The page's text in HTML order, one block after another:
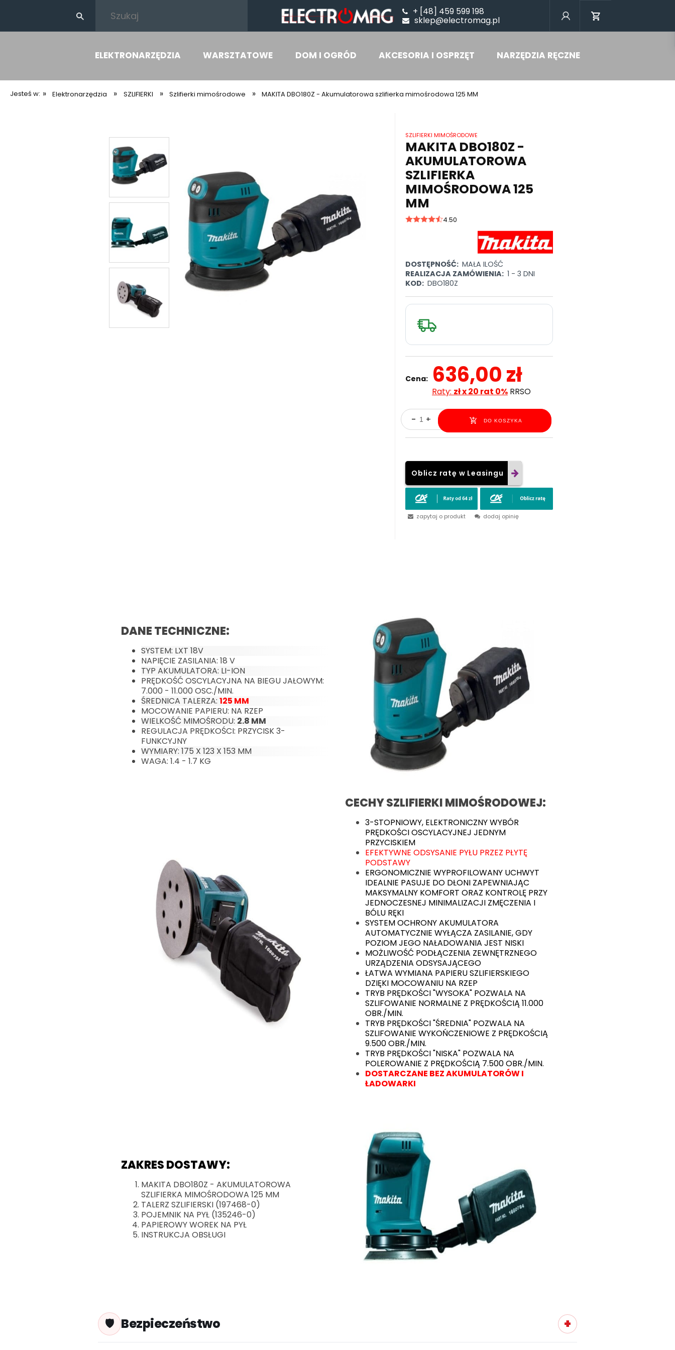
+ [48] 459 599 198
sklep@electromag.pl
ELEKTRONARZĘDZIA WARSZTATOWE DOM I OGRÓD AKCESORIA I OSPRZĘT NARZĘDZIA RĘCZNE
Jesteś w: » Elektronarzędzia » SZLIFIERKI » Szlifierki mimośrodowe » MAKITA DBO180Z - Akumulatorowa szlifierka mimośrodowa 125 MM
SZLIFIERKI MIMOŚRODOWE
MAKITA DBO180Z -
AKUMULATOROWA
SZLIFIERKA
MIMOŚRODOWA 125
MM
4.50
DOSTĘPNOŚĆ: MAŁA ILOŚĆ
REALIZACJA ZAMÓWIENIA: 1 - 3 DNI
KOD: DBO180Z
Cena: 636,00 zł
Raty: zł x 20 rat 0%RRSO
DO KOSZYKA
Oblicz ratę w Leasingu
zapytaj o produkt dodaj opinię
DANE TECHNICZNE:
SYSTEM: LXT 18V
NAPIĘCIE ZASILANIA: 18 V
TYP AKUMULATORA: LI-ION
PRĘDKOŚĆ OSCYLACYJNA NA BIEGU JAŁOWYM:
7.000 - 11.000 OSC./MIN.
ŚREDNICA TALERZA: 125 MM
MOCOWANIE PAPIERU: NA RZEP
WIELKOŚĆ MIMOŚRODU: 2.8 MM
REGULACJA PRĘDKOŚCI: PRZYCISK 3-
FUNKCYJNY
WYMIARY: 175 X 123 X 153 MM
WAGA: 1.4 - 1.7 KG
CECHY SZLIFIERKI MIMOŚRODOWEJ:
3-STOPNIOWY, ELEKTRONICZNY WYBÓR
PRĘDKOŚCI OSCYLACYJNEJ JEDNYM
PRZYCISKIEM
EFEKTYWNE ODSYSANIE PYŁU PRZEZ PŁYTĘ
PODSTAWY
ERGONOMICZNIE WYPROFILOWANY UCHWYT
IDEALNIE PASUJE DO DŁONI ZAPEWNIAJĄC
MAKSYMALNY KOMFORT ORAZ KONTROLĘ PRZY
JEDNOCZESNEJ MINIMALIZACJI ZMĘCZENIA I
BÓLU RĘKI
SYSTEM OCHRONY AKUMULATORA
AUTOMATYCZNIE WYŁĄCZA ZASILANIE, GDY
POZIOM JEGO NAŁADOWANIA JEST NISKI
MOŻLIWOŚĆ PODŁĄCZENIA ZEWNĘTRZNEGO
URZĄDZENIA ODSYSAJĄCEGO
ŁATWA WYMIANA PAPIERU SZLIFIERSKIEGO
DZIĘKI MOCOWANIU NA RZEP
TRYB PRĘDKOŚCI "WYSOKA" POZWALA NA
SZLIFOWANIE NORMALNE Z PRĘDKOŚCIĄ 11.000
OBR./MIN.
TRYB PRĘDKOŚCI "ŚREDNIA" POZWALA NA
SZLIFOWANIE WYKOŃCZENIOWE Z PRĘDKOŚCIĄ
9.500 OBR./MIN.
TRYB PRĘDKOŚCI "NISKA" POZWALA NA
POLEROWANIE Z PRĘDKOŚCIĄ 7.500 OBR./MIN.
DOSTARCZANE BEZ AKUMULATORÓW I
ŁADOWARKI
ZAKRES DOSTAWY:
MAKITA DBO180Z - AKUMULATOROWA
SZLIFIERKA MIMOŚRODOWA 125 MM
TALERZ SZLIFIERSKI (197468-0)
POJEMNIK NA PYŁ (135246-0)
PAPIEROWY WOREK NA PYŁ
INSTRUKCJA OBSŁUGI
Bezpieczeństwo